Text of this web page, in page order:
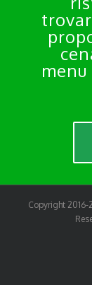
Copyright